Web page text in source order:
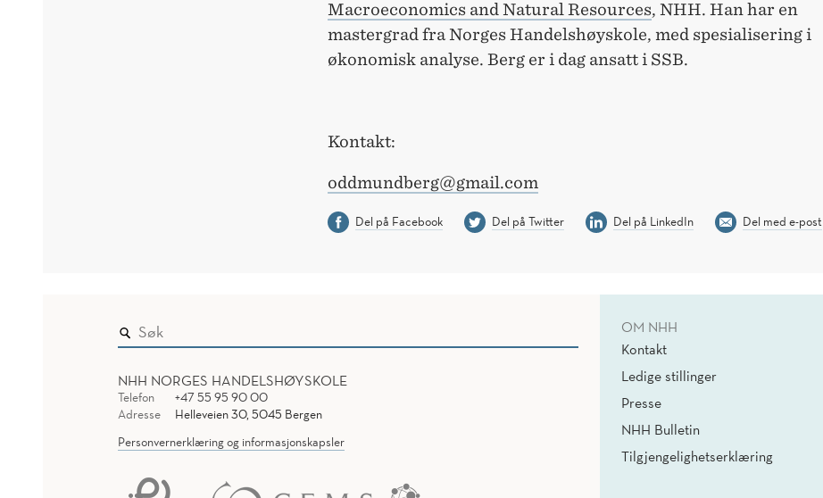
Macroeconomics and Natural Resources, NHH. Han har en
mastergrad fra Norges Handelshøyskole, med spesialisering i
økonomisk analyse. Berg er i dag ansatt i SSB.
Kontakt:
oddmundberg@gmail.com
Del på Facebook Del på Twitter Del på LinkedIn Del med e-post
NHH NORGES HANDELSHØYSKOLE
Telefon
+47 55 95 90 00
Adresse
Helleveien 30, 5045 Bergen
Personvernerklæring og informasjonskapsler
OM NHH
Kontakt
Ledige stillinger
Presse
NHH Bulletin
Tilgjengelighetserklæring